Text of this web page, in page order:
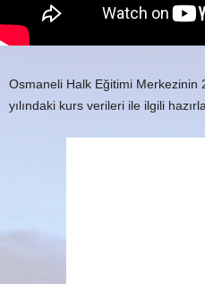
Osmaneli Halk Eğitimi Merkezinin
yılındaki kurs verileri ile ilgili